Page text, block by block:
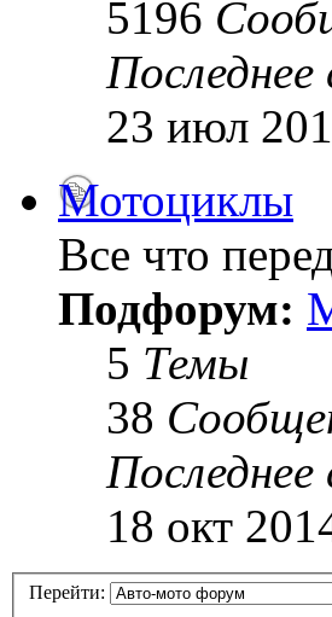
5196
23 июл
Мотоциклы
Все что
Подфорум:
5 Темы
38
18 окт
Перейти: